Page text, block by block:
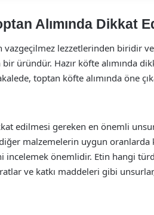
Alımında Dikkat
vazgeçilmez lezzetlerinden biridir
bir üründür. Hazır köfte alımında
toptan köfte alımında öne
edilmesi gereken en önemli
malzemelerin uygun oranlarda
incelemek önemlidir. Etin hangi
ve katkı maddeleri gibi